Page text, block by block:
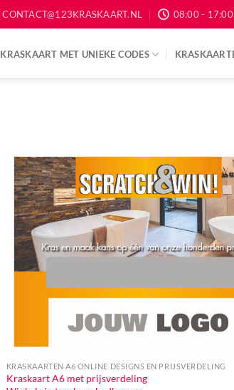
CONTACT@123KRASKAART.NL 08:00 - 17:00
KRASKAART MET UNIEKE CODES
KRASKAARTEN A6 ONLINE DESIGNS EN PRIJSVERDELING
Kraskaart A6 met prijsverdeling